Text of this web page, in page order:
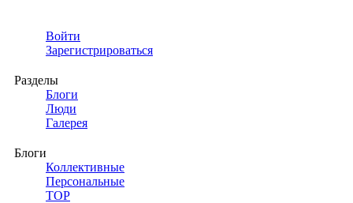
Войти
Зарегистрироваться
Разделы
Блоги
Люди
Галерея
Блоги
Коллективные
Персональные
TOP